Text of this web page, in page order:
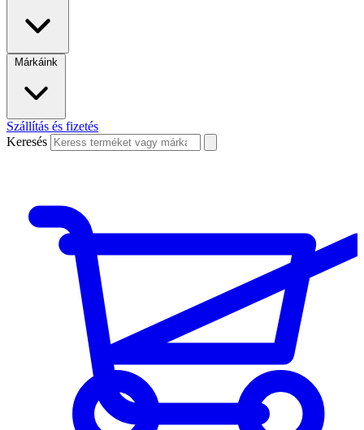
Márkáink
Szállítás és fizetés
Keresés